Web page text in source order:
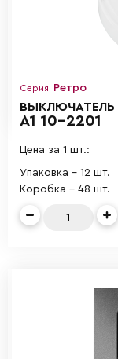
Серия: Ретро
ВЫКЛЮЧАТЕЛЬ
А1 10-2201
Цена за 1 шт.:
Упаковка - 12 шт.
Коробка - 48 шт.